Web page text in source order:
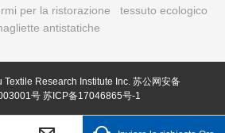
per la ristorazione
tessuto ecologico
antistatiche
Research Institute Inc. 苏公网安备
号 苏ICP备17046865号-1